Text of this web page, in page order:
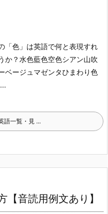
「色」は英語で何と表現すれ
か？水色藍色空色シアン山吹
ベージュ マゼンタひまわり色
語一覧・見 ...
音読用例文あり】